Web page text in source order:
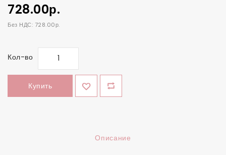
728.00р.
Без НДС: 728.00р.
Кол-во
Купить
Описание